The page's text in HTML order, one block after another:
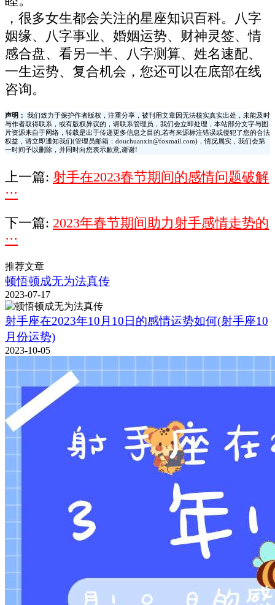
，很多女生都会关注的星座知识百科。八字
姻缘、八字事业、婚姻运势、财神灵签、情
感合盘、看另一半、八字测算、姓名速配、
一生运势、复合机会，您还可以在底部在线
咨询。
声明：
我们致力于保护作者版权，注重分享，被刊用文章因无法核实真实出处，未能及时
与作者取得联系，或有版权异议的，请联系管理员，我们会立即处理，本站部分文字与图
片资源来自于网络，转载是出于传递更多信息之目的,若有来源标注错误或侵犯了您的合法
权益，请立即通知我们(管理员邮箱：douchuanxin@foxmail.com)，情况属实，我们会第
一时间予以删除，并同时向您表示歉意,谢谢!
上一篇: 射手在2023春节期间的感情问题破解
···
下一篇: 2023年春节期间助力射手感情走势的
···
推荐文章
顿悟顿成无为法真传
2023-07-17
射手座在2023年10月10日的感情运势如何(射手座10
月份运势)
2023-10-05